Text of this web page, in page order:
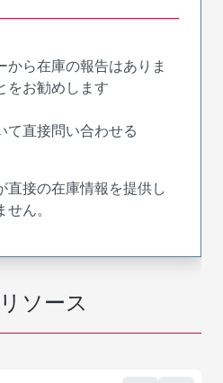
ソース
から在庫の報告はありま
をお勧めします
て直接問い合わせる
直接の在庫情報を提供し
ん。